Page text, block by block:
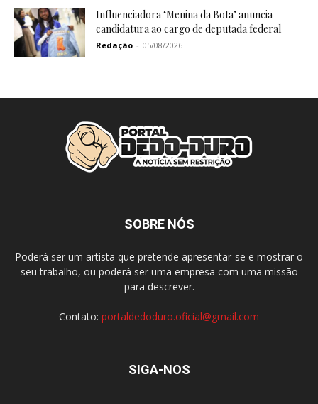
Influenciadora ‘Menina da Bota’ anuncia
candidatura ao cargo de deputada federal
Redação - 05/08/2026
SOBRE NÓS
Poderá ser um artista que pretende apresentar-se e mostrar o
seu trabalho, ou poderá ser uma empresa com uma missão
para descrever.
Contato: portaldedoduro.oficial@gmail.com
SIGA-NOS